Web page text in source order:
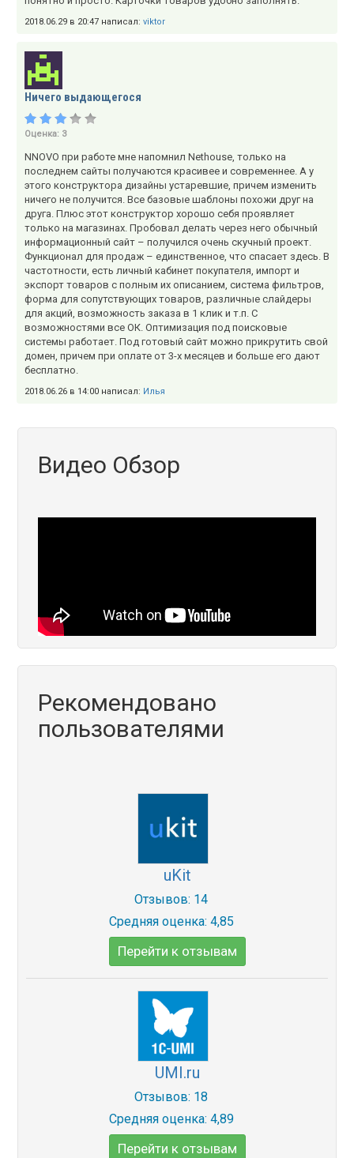
2018.06.29 в 20:47 написал: viktor
Ничего выдающегося
Оценка: 3
NNOVO при работе мне напомнил Nethouse, только на
последнем сайты получаются красивее и современнее. А у
этого конструктора дизайны устаревшие, причем изменить
ничего не получится. Все базовые шаблоны похожи друг на
друга. Плюс этот конструктор хорошо себя проявляет
только на магазинах. Пробовал делать через него обычный
информационный сайт – получился очень скучный проект.
Функционал для продаж – единственное, что спасает здесь. В
частотности, есть личный кабинет покупателя, импорт и
экспорт товаров с полным их описанием, система фильтров,
форма для сопутствующих товаров, различные слайдеры
для акций, возможность заказа в 1 клик и т.п. С
возможностями все ОК. Оптимизация под поисковые
системы работает. Под готовый сайт можно прикрутить свой
домен, причем при оплате от 3-х месяцев и больше его дают
бесплатно.
2018.06.26 в 14:00 написал: Илья
Видео Обзор
Рекомендовано
пользователями
uKit
Отзывов: 14
Средняя оценка: 4,85
Перейти к отзывам
UMI.ru
Отзывов: 18
Средняя оценка: 4,89
Перейти к отзывам